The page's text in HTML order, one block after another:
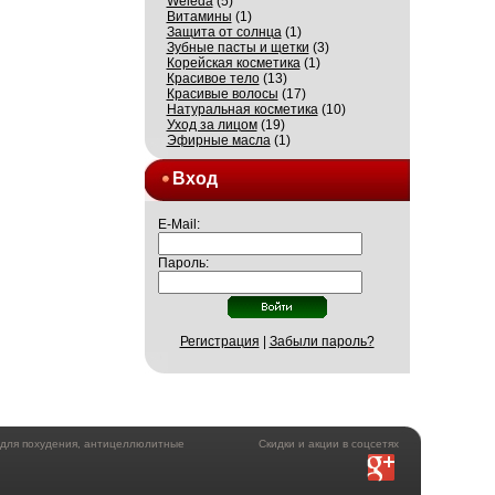
Витамины (1)
Защита от солнца(1)
Зубные пасты и щетки (3)
Корейская косметика(1)
Красивое тело(13)
Красивые волосы (17)
Натуральная косметика(10)
Уход за лицом(19)
Эфирные масла(1)
Вход
E-Mail:
Пароль:
Регистрация Забыли пароль?
Скидки и акции в соцсетях
похудения, антицеллюлитные